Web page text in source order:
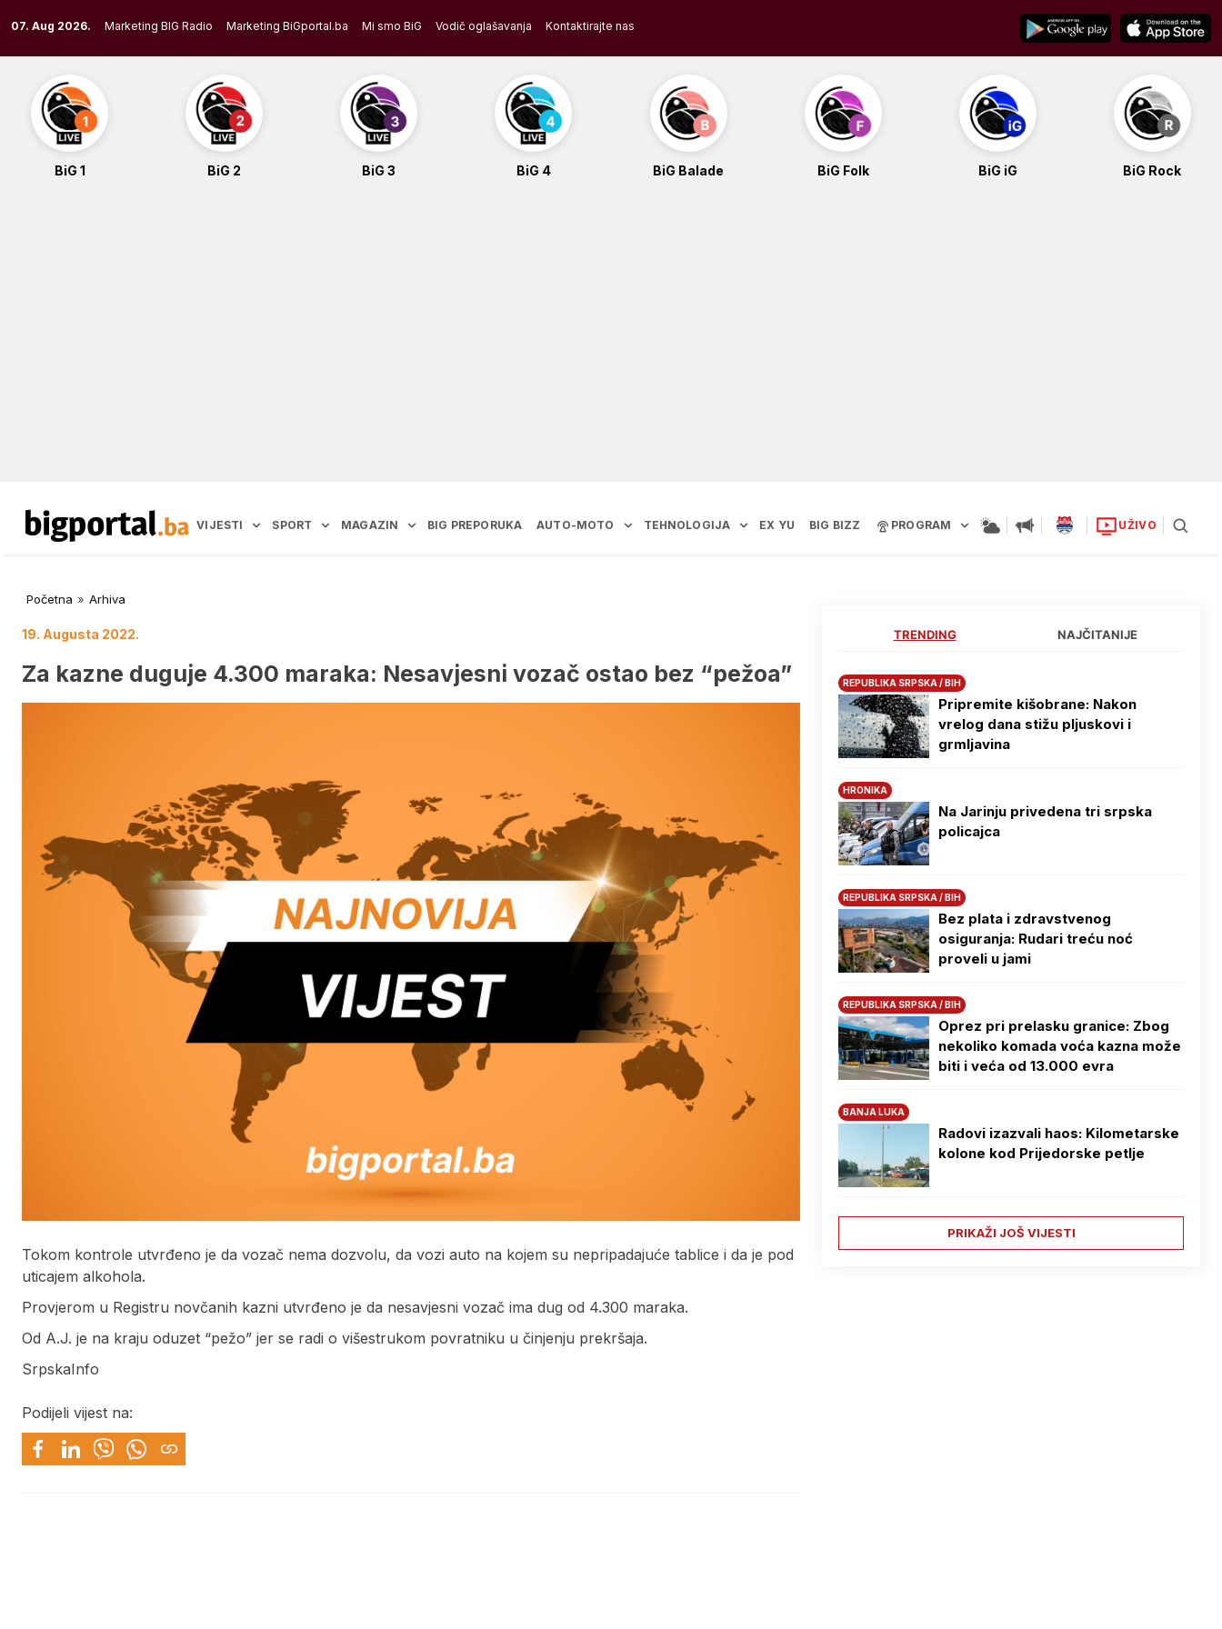
to
content
07. Aug 2026. Marketing BIG Radio Marketing BiGportal.ba Mi smo BiG Vodič oglašavanja Kontaktirajte nas
BiG 1 BiG 2 BiG 3 BiG 4 BiG Balade BiG Folk BiG iG BiG Rock
VIJESTI SPORT MAGAZIN BIG PREPORUKA AUTO-MOTO TEHNOLOGIJA EX YU BIG BIZZ PROGRAM UŽIVO
Početna » Arhiva
19. Augusta 2022.
Za kazne duguje 4.300 maraka: Nesavjesni vozač ostao bez “pežoa”
Tokom kontrole utvrđeno je da vozač nema dozvolu, da vozi auto na kojem su nepripadajuće tablice i da je pod
uticajem alkohola.
Provjerom u Registru novčanih kazni utvrđeno je da nesavjesni vozač ima dug od 4.300 maraka.
Od A.J. je na kraju oduzet “pežo” jer se radi o višestrukom povratniku u činjenju prekršaja.
SrpskaInfo
Podijeli vijest na:
TRENDING NAJČITANIJE
REPUBLIKA SRPSKA / BIH
Pripremite kišobrane: Nakon
vrelog dana stižu pljuskovi i
grmljavina
HRONIKA
Na Јarinju privedena tri srpska
policajca
REPUBLIKA SRPSKA / BIH
Bez plata i zdravstvenog
osiguranja: Rudari treću noć
proveli u jami
REPUBLIKA SRPSKA / BIH
Oprez pri prelasku granice: Zbog
nekoliko komada voća kazna može
biti i veća od 13.000 evra
BANJA LUKA
Radovi izazvali haos: Kilometarske
kolone kod Prijedorske petlje
PRIKAŽI JOŠ VIJESTI